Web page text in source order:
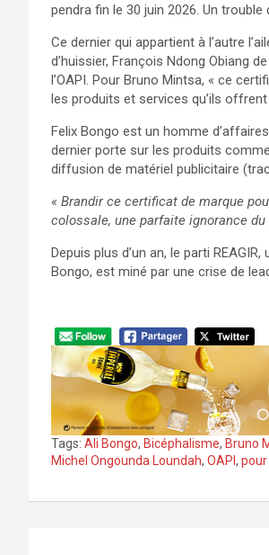
pendra fin le 30 juin 2026. Un
Ce dernier qui appartient à l’autre
d’huissier, François Ndong Obiang
l’OAPI. Pour Bruno Mintsa, « ce
les produits et services qu’ils offrent
Felix Bongo est un homme
dernier porte sur les produits
diffusion de matériel publicitaire
« Brandir ce certificat de marque
colossale, une parfaite ignorance du
Depuis plus d’un an, le parti
Bongo, est miné par une crise de
Tags: Ali Bongo, Bicéphalisme, Bruno
Michel Ongounda Loundah, OAPI ,